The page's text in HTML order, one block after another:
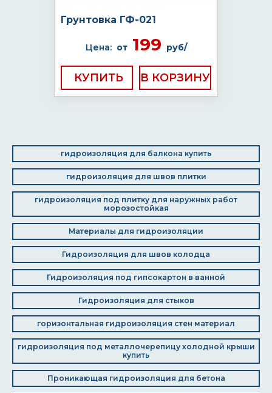
Грунтовка ГФ-021
Цена: от199 руб/
КУПИТЬ
гидроизоляция для балкона купить
гидроизоляция для швов плитки
гидроизоляция под плитку для наружных работ
морозостойкая
Материалы для гидроизоляции
Гидроизоляция для швов колодца
Гидроизоляция под гипсокартон в ванной
Гидроизоляция для стыков
горизонтальная гидроизоляция стен материал
гидроизоляция под металлочерепицу холодной крыши
купить
Проникающая гидроизоляция для бетона